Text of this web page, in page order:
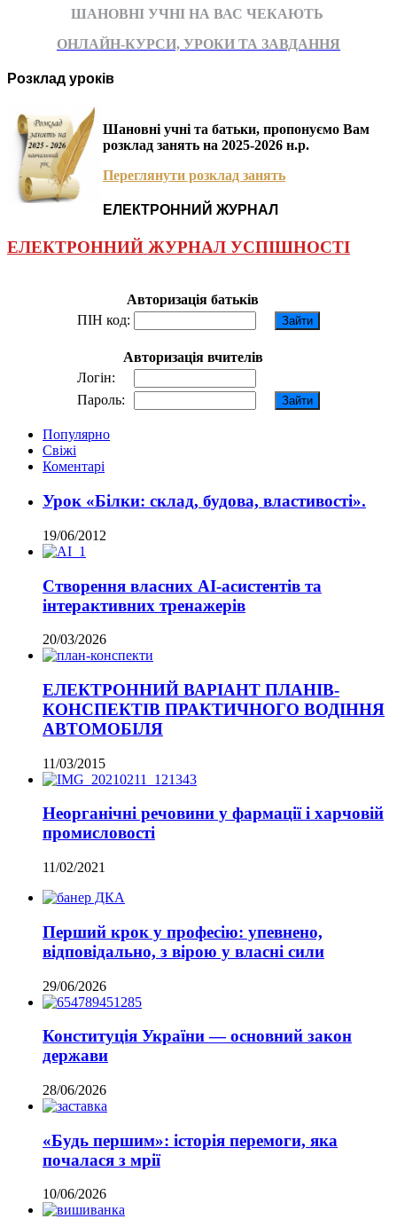
ШАНОВНІ УЧНІ НА ВАС ЧЕКАЮТЬ
ОНЛАЙН-КУРСИ, УРОКИ ТА ЗАВДАННЯ
Розклад уроків
Шановні учні та батьки, пропонуємо Вам
розклад занять на 2025-2026 н.р.
Переглянути розклад занять
ЕЛЕКТРОННИЙ ЖУРНАЛ
ЕЛЕКТРОННИЙ ЖУРНАЛ УСПІШНОСТІ
Авторизація батьків
ПІН код:
Авторизація вчителів
Логін:
Пароль:
Популярно
Свіжі
Коментарі
Урок «Білки: склад, будова, властивості».
19/06/2012
Створення власних AI-асистентів та
інтерактивних тренажерів
20/03/2026
ЕЛЕКТРОННИЙ ВАРІАНТ ПЛАНІВ-
КОНСПЕКТІВ ПРАКТИЧНОГО ВОДІННЯ
АВТОМОБІЛЯ
11/03/2015
Неорганічні речовини у фармації і харчовій
промисловості
11/02/2021
Перший крок у професію: упевнено,
відповідально, з вірою у власні сили
29/06/2026
Конституція України — основний закон
держави
28/06/2026
«Будь першим»: історія перемоги, яка
почалася з мрії
10/06/2026